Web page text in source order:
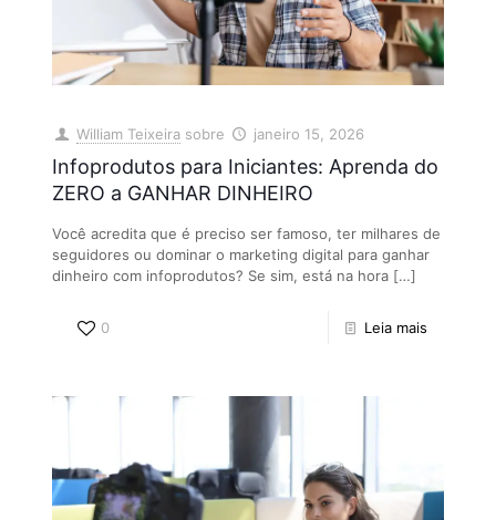
William Teixeira sobre janeiro 15, 2026
Infoprodutos para Iniciantes: Aprenda do
ZERO a GANHAR DINHEIRO
Você acredita que é preciso ser famoso, ter milhares de
seguidores ou dominar o marketing digital para ganhar
dinheiro com infoprodutos? Se sim, está na hora[…]
0 Leia mais